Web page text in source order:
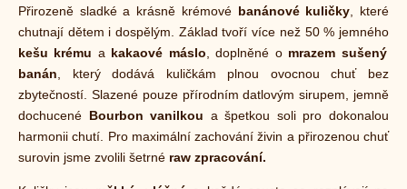
Přirozeně sladké a krásně krémové banánové kuličky , které
chutnají dětem i dospělým. Základ tvoří více než 50 % jemného
kešu krému a kakaové máslo , doplněné omrazem sušený
banán , který dodává kuličkám plnou ovocnou chuť bez
zbytečností. Slazené pouze přírodním datlovým sirupem, jemně
dochucené Bourbon vanilkou a špetkou soli pro dokonalou
harmonii chutí. Pro maximální zachování živin a přirozenou chuť
surovin jsme zvolili šetrné raw zpracování.